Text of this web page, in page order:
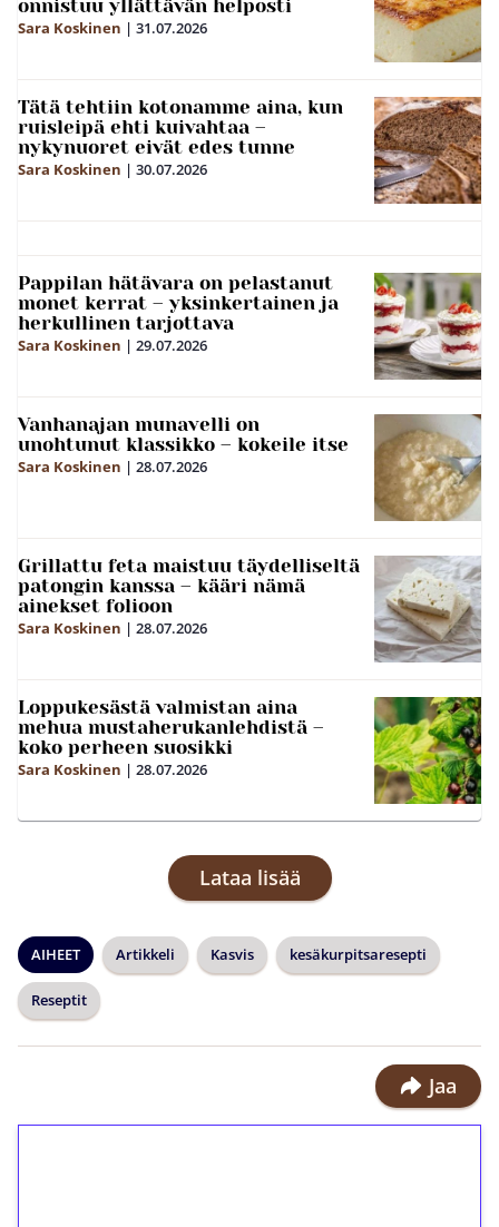
onnistuu yllättävän helposti
Sara Koskinen | 31.07.2026
Tätä tehtiin kotonamme aina, kun
ruisleipä ehti kuivahtaa –
nykynuoret eivät edes tunne
Sara Koskinen | 30.07.2026
Pappilan hätävara on pelastanut
monet kerrat – yksinkertainen ja
herkullinen tarjottava
Sara Koskinen | 29.07.2026
Vanhanajan munavelli on
unohtunut klassikko – kokeile itse
Sara Koskinen | 28.07.2026
Grillattu feta maistuu täydelliseltä
patongin kanssa – kääri nämä
ainekset folioon
Sara Koskinen | 28.07.2026
Loppukesästä valmistan aina
mehua mustaherukanlehdistä –
koko perheen suosikki
Sara Koskinen | 28.07.2026
Lataa lisää
AIHEET Artikkeli Kasvis kesäkurpitsaresepti
Reseptit
Jaa